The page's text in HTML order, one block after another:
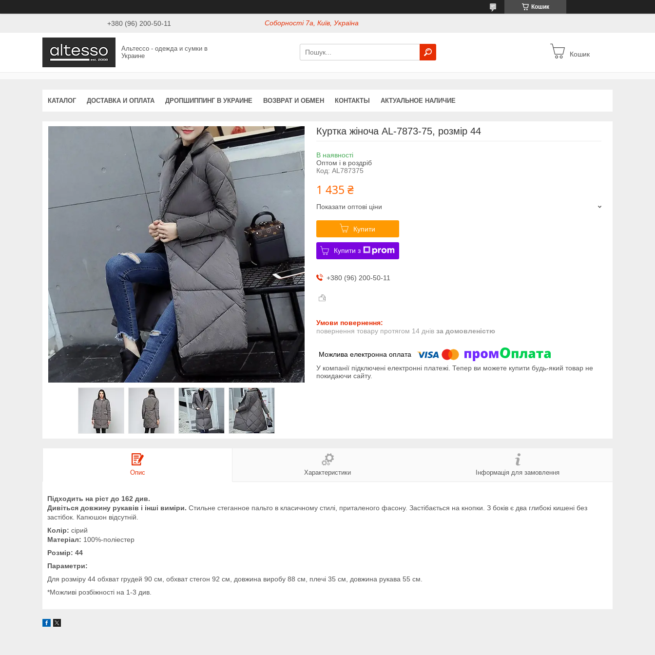
Кошик
+380 (96) 200-50-11 Соборності 7а, Київ, Україна
Альтессо - одежда и сумки в
Украине
Кошик
КАТАЛОГ ДОСТАВКА И ОПЛАТА ДРОПШИППИНГ В УКРАИНЕ ВОЗВРАТ И ОБМЕН КОНТАКТЫ АКТУАЛЬНОЕ НАЛИЧИЕ
Куртка жіноча AL-7873-75, розмір 44
В наявності
Оптом і в роздріб
Код: AL787375
1 435 ₴
Показати оптові ціни
Купити
Купити з
+380 (96) 200-50-11
повернення товару протягом 14 днів за домовленістю
У компанії підключені електронні платежі. Тепер ви можете купити будь-який товар не
покидаючи сайту.
Опис Характеристики Інформація для замовлення
Підходить на ріст до 162 див.
Дивіться довжину рукавів і інші виміри. Стильне стеганное пальто в класичному стилі, приталеного фасону. Застібається на кнопки. З боків є два глибокі кишені без
застібок. Капюшон відсутній.
Колір: сірий
Матеріал: 100%-поліестер
Розмір: 44
Параметри:
Для розміру 44 обхват грудей 90 см, обхват стегон 92 см, довжина виробу 88 см, плечі 35 см, довжина рукава 55 см.
*Можливі розбіжності на 1-3 див.